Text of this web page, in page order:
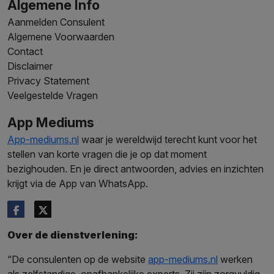
Algemene Info
Aanmelden Consulent
Algemene Voorwaarden
Contact
Disclaimer
Privacy Statement
Veelgestelde Vragen
App Mediums
App-mediums.nl waar je wereldwijd terecht kunt voor het
stellen van korte vragen die je op dat moment
bezighouden. En je direct antwoorden, advies en inzichten
krijgt via de App van WhatsApp.
Over de dienstverlening:
“De consulenten op de website app-mediums.nl werken